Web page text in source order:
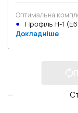
Оптимальна
Профіль Н-1
Докладніше